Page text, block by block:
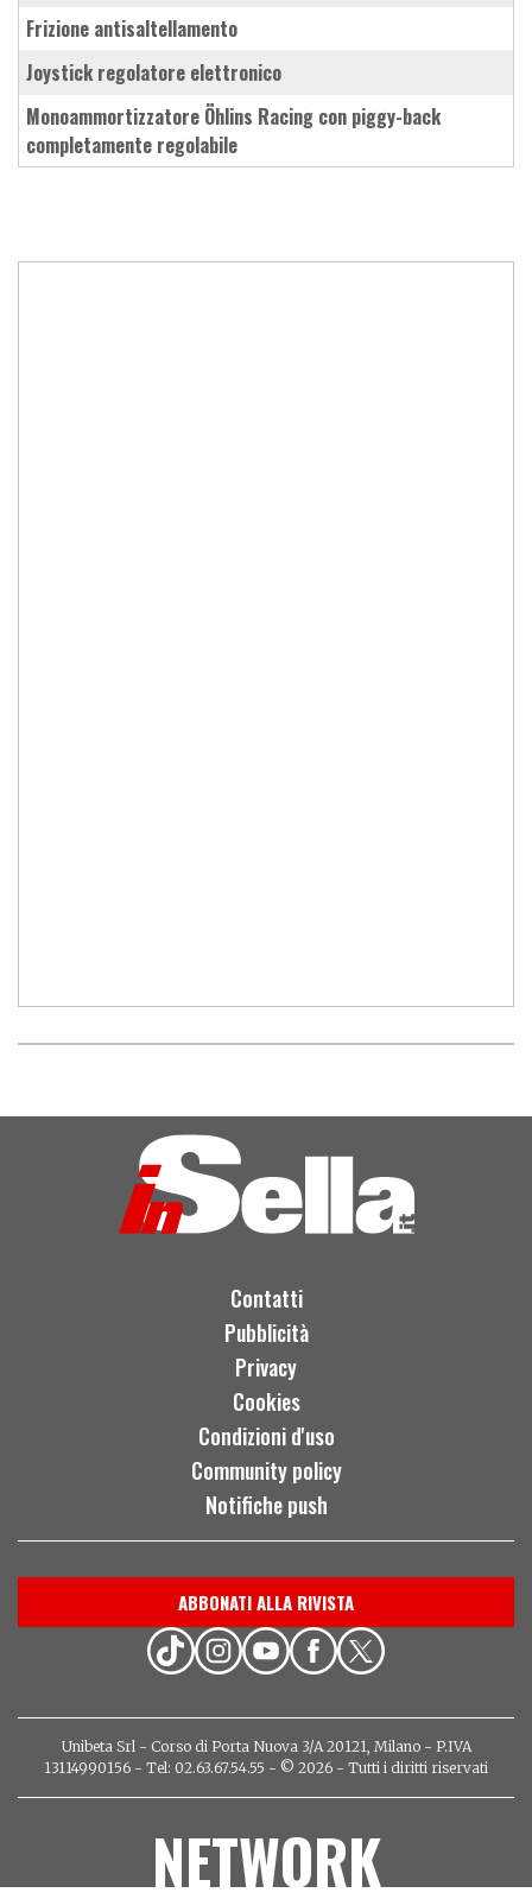
frizione antisaltellamento
joystick regolatore elettronico
monoammortizzatore Öhlins Racing con piggy-back
completamente regolabile
Contatti
Pubblicità
Privacy
Cookies
Condizioni d'uso
Community policy
Notifiche push
ABBONATI ALLA RIVISTA
Unibeta Srl - Corso di Porta Nuova 3/A 20121, Milano - P.IVA
13114990156 - Tel: 02.63.67.54.55 - © 2026 - Tutti i diritti riservati
NETWORK